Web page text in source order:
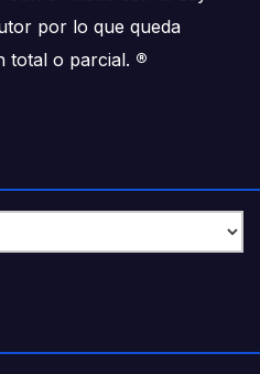
por lo que queda
total o parcial. ®